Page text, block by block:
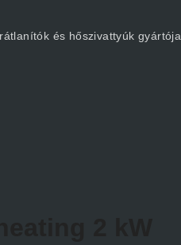
és hőszivattyúk gyártója